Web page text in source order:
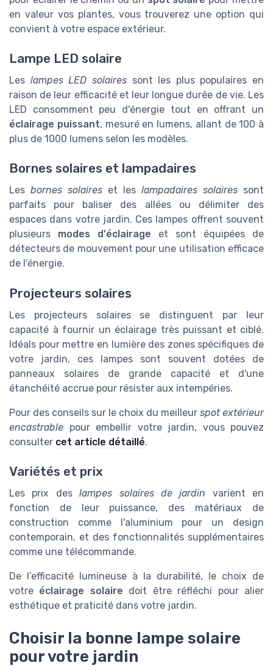
en valeur vos plantes, vous trouverez une option qui
convient à votre espace extérieur.
Lampe LED solaire
Les lampes LED solairessont les plus populaires en
raison de leur efficacité et leur longue durée de vie. Les
LED consomment peu d'énergie tout en offrant un
éclairage puissant, mesuré en lumens, allant de 100 à
plus de 1000 lumens selon les modèles.
Bornes solaires et lampadaires
Les bornes solaires et les lampadaires solaires sont
parfaits pour baliser des allées ou délimiter des
espaces dans votre jardin. Ces lampes offrent souvent
plusieurs modes d'éclairage et sont équipées de
détecteurs de mouvement pour une utilisation efficace
de l'énergie.
Projecteurs solaires
Les projecteurs solaires se distinguent par leur
capacité à fournir un éclairage très puissant et ciblé.
Idéals pour mettre en lumière des zones spécifiques de
votre jardin, ces lampes sont souvent dotées de
panneaux solaires de grande capacité et d'une
étanchéité accrue pour résister aux intempéries.
Pour des conseils sur le choix du meilleur spot extérieur
encastrable pour embellir votre jardin, vous pouvez
consulter cet article détaillé.
Variétés et prix
Les prix deslampes solaires de jardin varient en
fonction de leur puissance, des matériaux de
construction comme l'aluminium pour un design
contemporain, et des fonctionnalités supplémentaires
comme une télécommande.
De l’efficacité lumineuse à la durabilité, le choix de
votre éclairage solaire doit être réfléchi pour alier
esthétique et praticité dans votre jardin.
Choisir la bonne lampe solaire
pour votre jardin